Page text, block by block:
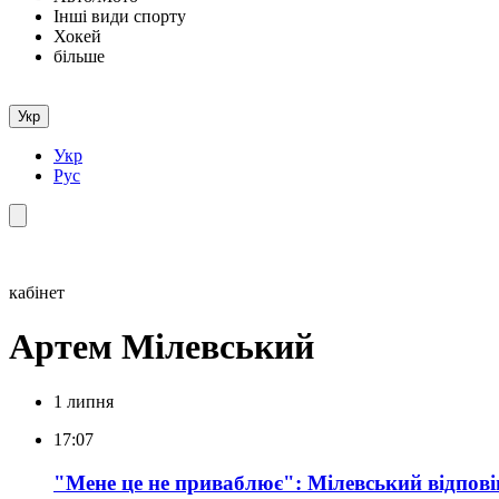
Інші види спорту
Хокей
більше
Укр
Укр
Рус
кабінет
Артем Мілевський
1 липня
17:07
"Мене це не приваблює": Мілевський